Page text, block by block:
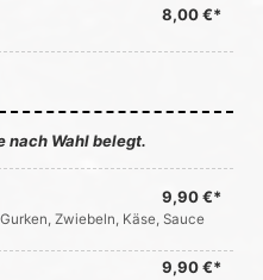
8,00 €*
nach Wahl belegt.
9,90 €*
Zwiebeln, Käse, Sauce
9,90 €*